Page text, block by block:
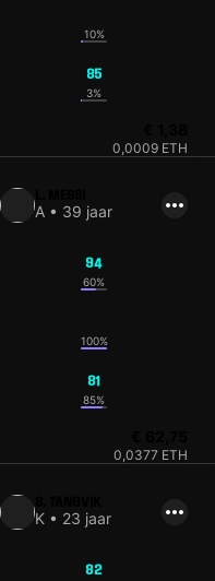
10%
85
3%
0,0009 ETH
A • 39 jaar
94
60%
100%
81
85%
0,0377 ETH
K • 23 jaar
82